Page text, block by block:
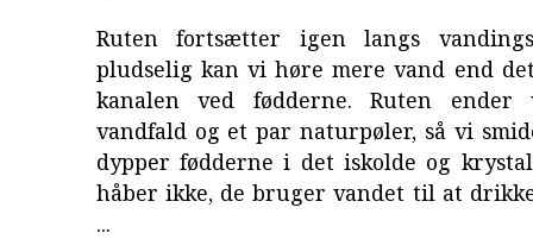
Ruten fortsætter igen langs
pludselig kan vi høre mere vand end
kanalen ved fødderne. Ruten
vandfald og et par naturpøler, så vi
dypper fødderne i det iskolde og
håber ikke, de bruger vandet til at
...